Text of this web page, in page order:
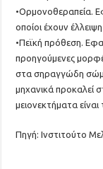
•Ορμονοθεραπεία.
οποίοι έχουν
•Πεϊκή πρόθεση.
προηγούμενες
στα σηραγγώδη
μηχανικά προκαλεί
μειονεκτήματα
Πηγή: Ινστιτούτο